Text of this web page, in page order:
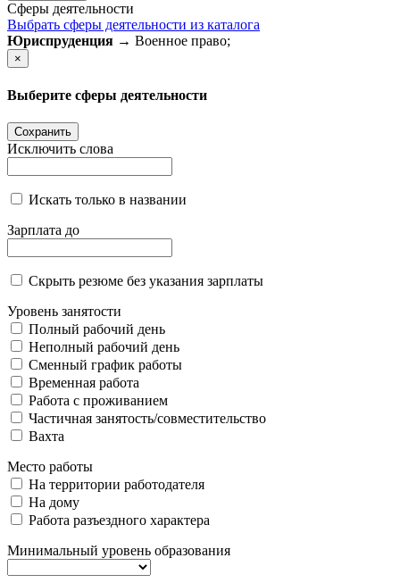
Сферы деятельности
Выбрать сферы деятельности из каталога
Юриспруденция → Военное право;
×
Выберите сферы деятельности
Сохранить
Исключить слова
Искать только в названии
Зарплата до
Скрыть резюме без указания зарплаты
Уровень занятости
Полный рабочий день
Неполный рабочий день
Сменный график работы
Временная работа
Работа с проживанием
Частичная занятость/совместительство
Вахта
Место работы
На территории работодателя
На дому
Работа разъездного характера
Минимальный уровень образования